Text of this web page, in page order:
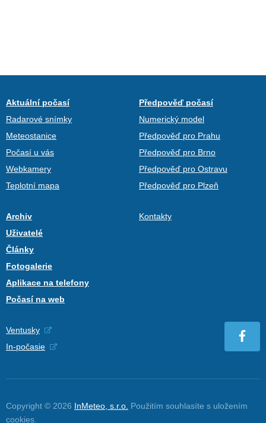
Aktuální počasí
Radarové snímky
Meteostanice
Počasí u vás
Webkamery
Teplotní mapa
Předpověď počasí
Numerický model
Předpověď pro Prahu
Předpověď pro Brno
Předpověď pro Ostravu
Předpověď pro Plzeň
Archiv
Uživatelé
Články
Fotogalerie
Aplikace na telefony
Počasí na web
Kontakty
Ventusky
In-počasie
Copyright © 2026 InMeteo, s.r.o. Použitím souhlasíte s uložením
cookies